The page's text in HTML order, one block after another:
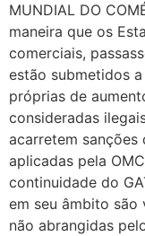
MUNDIAL DO
maneira que os
comerciais,
estão submetidos
próprias de
consideradas
acarretem sanções
aplicadas pela
continuidade do
em seu âmbito são
não abrangidas